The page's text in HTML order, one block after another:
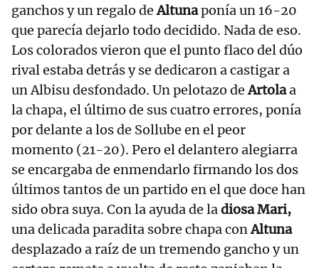
ganchos y un regalo deAltunaponía un 16-20
que parecía dejarlo todo decidido. Nada de eso.
Los colorados vieron que el punto flaco del dúo
rival estaba detrás y se dedicaron a castigar a
un Albisu desfondado. Un pelotazo deArtolaa
la chapa, el último de sus cuatro errores, ponía
por delante a los de Sollube en el peor
momento (21-20). Pero el delantero alegiarra
se encargaba de enmendarlo firmando los dos
últimos tantos de un partido en el que doce han
sido obra suya. Con la ayuda de ladiosa Mari,
una delicada paradita sobre chapa conAltuna
desplazado a raíz de un tremendo gancho y un